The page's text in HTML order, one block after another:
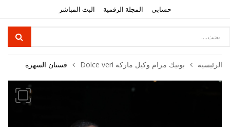
حسابي المجلة الرقمية البث المباشر
الرئيسية بوتيك مرام وكيل ماركة Dolce veri فستان السهرة